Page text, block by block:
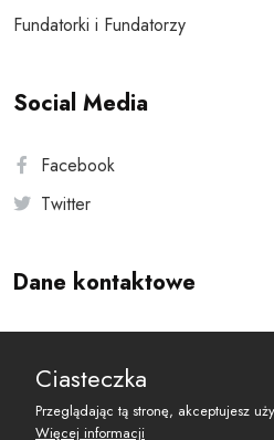
Fundatorki i Fundatorzy
Social Media
Facebook
Twitter
Dane kontaktowe
reset@resetobywatelski.pl
Ciasteczka
Przeglądając tą stronę, akceptujesz
Więcej informacji